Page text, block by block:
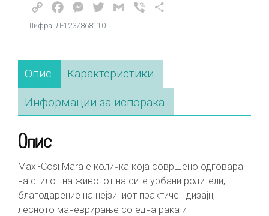
Copy
Link
FacebookMessenger
TwitterGmail Viber
Шифра: Д-1237868110
Опис Карактеристики
Информации за испорака
Опис
Maxi-Cosi Mara е количка која совршено одговара
на стилот на животот на сите урбани родители,
благодарение на нејзиниот практичен дизајн,
лесното маневрирање со една рака и